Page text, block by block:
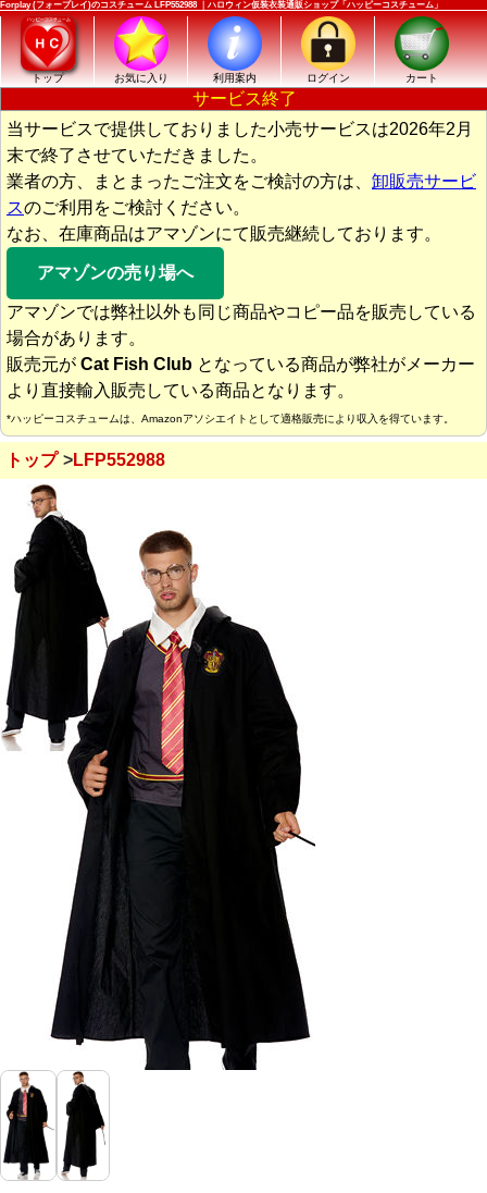
Forplay (フォープレイ)のコスチューム LFP552988 ｜ハロウィン仮装衣装通販ショップ「ハッピーコスチューム」
トップ お気に入り 利用案内 ログイン カート
サービス終了
当サービスで提供しておりました小売サービスは2026年2月
末で終了させていただきました。
業者の方、まとまったご注文をご検討の方は、 卸販売サービ
スのご利用をご検討ください。
なお、在庫商品はアマゾンにて販売継続しております。
アマゾンの売り場へ
アマゾンでは弊社以外も同じ商品やコピー品を販売している
場合があります。
販売元が Cat Fish Club となっている商品が弊社がメーカー
より直接輸入販売している商品となります。
*ハッピーコスチュームは、Amazonアソシエイトとして適格販売により収入を得ています。
トップ LFP552988